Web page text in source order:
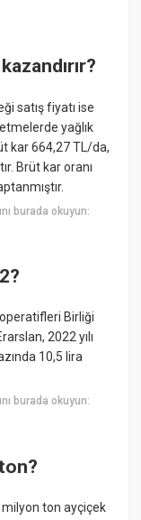
satış fiyatı ise
yağlık
kar 664,27 TL/da,
Brüt kar oranı
burada okuyun:
Birliği
2022 yılı
10,5 lira
burada okuyun:
ton ayçiçek